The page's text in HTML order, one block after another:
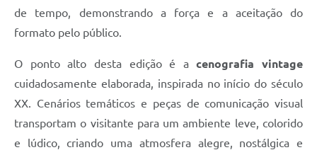
de tempo, demonstrando a força e a aceitação do
formato pelo público.
O ponto alto desta edição é acenografia vintage
cuidadosamente elaborada, inspirada no início do século
XX. Cenários temáticos e peças de comunicação visual
transportam o visitante para um ambiente leve, colorido
e lúdico, criando uma atmosfera alegre, nostálgica e